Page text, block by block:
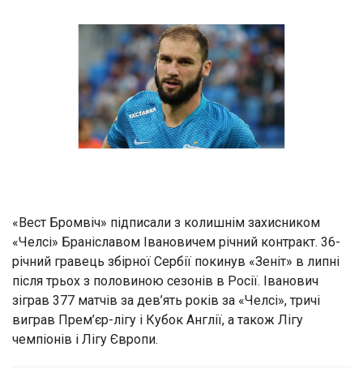
«Вест Бромвіч» підписали з колишнім захисником
«Челсі» Браніславом Івановичем річний контракт. 36-
річний гравець збірної Сербії покинув «Зеніт» в липні
після трьох з половиною сезонів в Росії. Іванович
зіграв 377 матчів за дев’ять років за «Челсі», тричі
виграв Прем’єр-лігу і Кубок Англії, а також Лігу
чемпіонів і Лігу Європи.